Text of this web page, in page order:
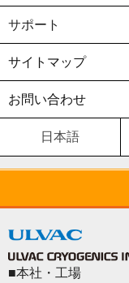
■本社・工場
サポート
サイトマップ
お問い合わせ
日本語